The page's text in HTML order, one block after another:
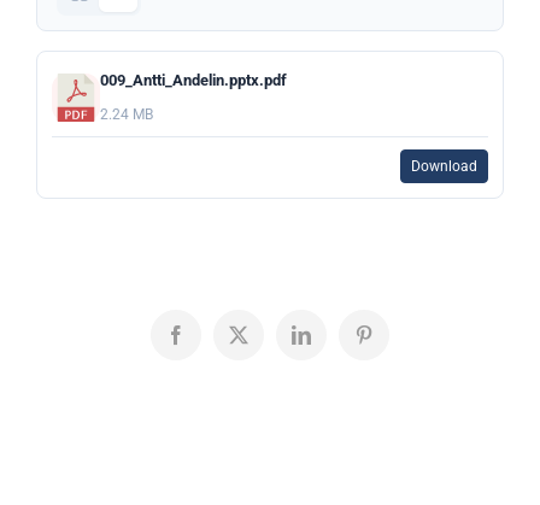
009_Antti_Andelin.pptx.pdf
2.24 MB
Download
Facebook
X LinkedInPinterest